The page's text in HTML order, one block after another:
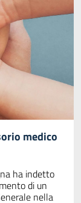
medico
ha indetto
di un
nella